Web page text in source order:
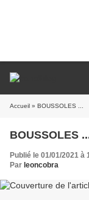
Accueil » BOUSSOLES ...
BOUSSOLES
Publié le 01/01/2021 à
Par leoncobra